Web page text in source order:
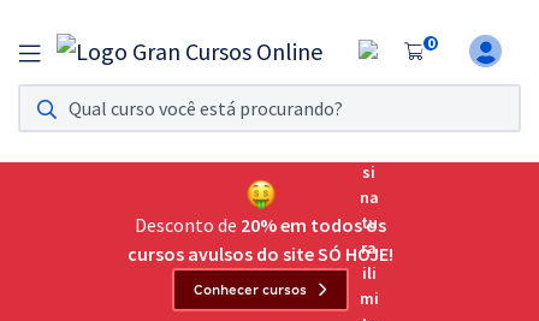
0
Assinatura Ilimitada 11
Acesso a todos os cursos. Teste grátis por 7 dias!
Assinatura OAB Até Passar
Acesso ilimitado a toda preparação para o Exame da
Desconto de 20% em todos os
cursos avulsos do site SÓ HOJE!
Conhecer cursos